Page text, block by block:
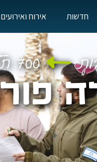
חדשות אירוח ואירועים